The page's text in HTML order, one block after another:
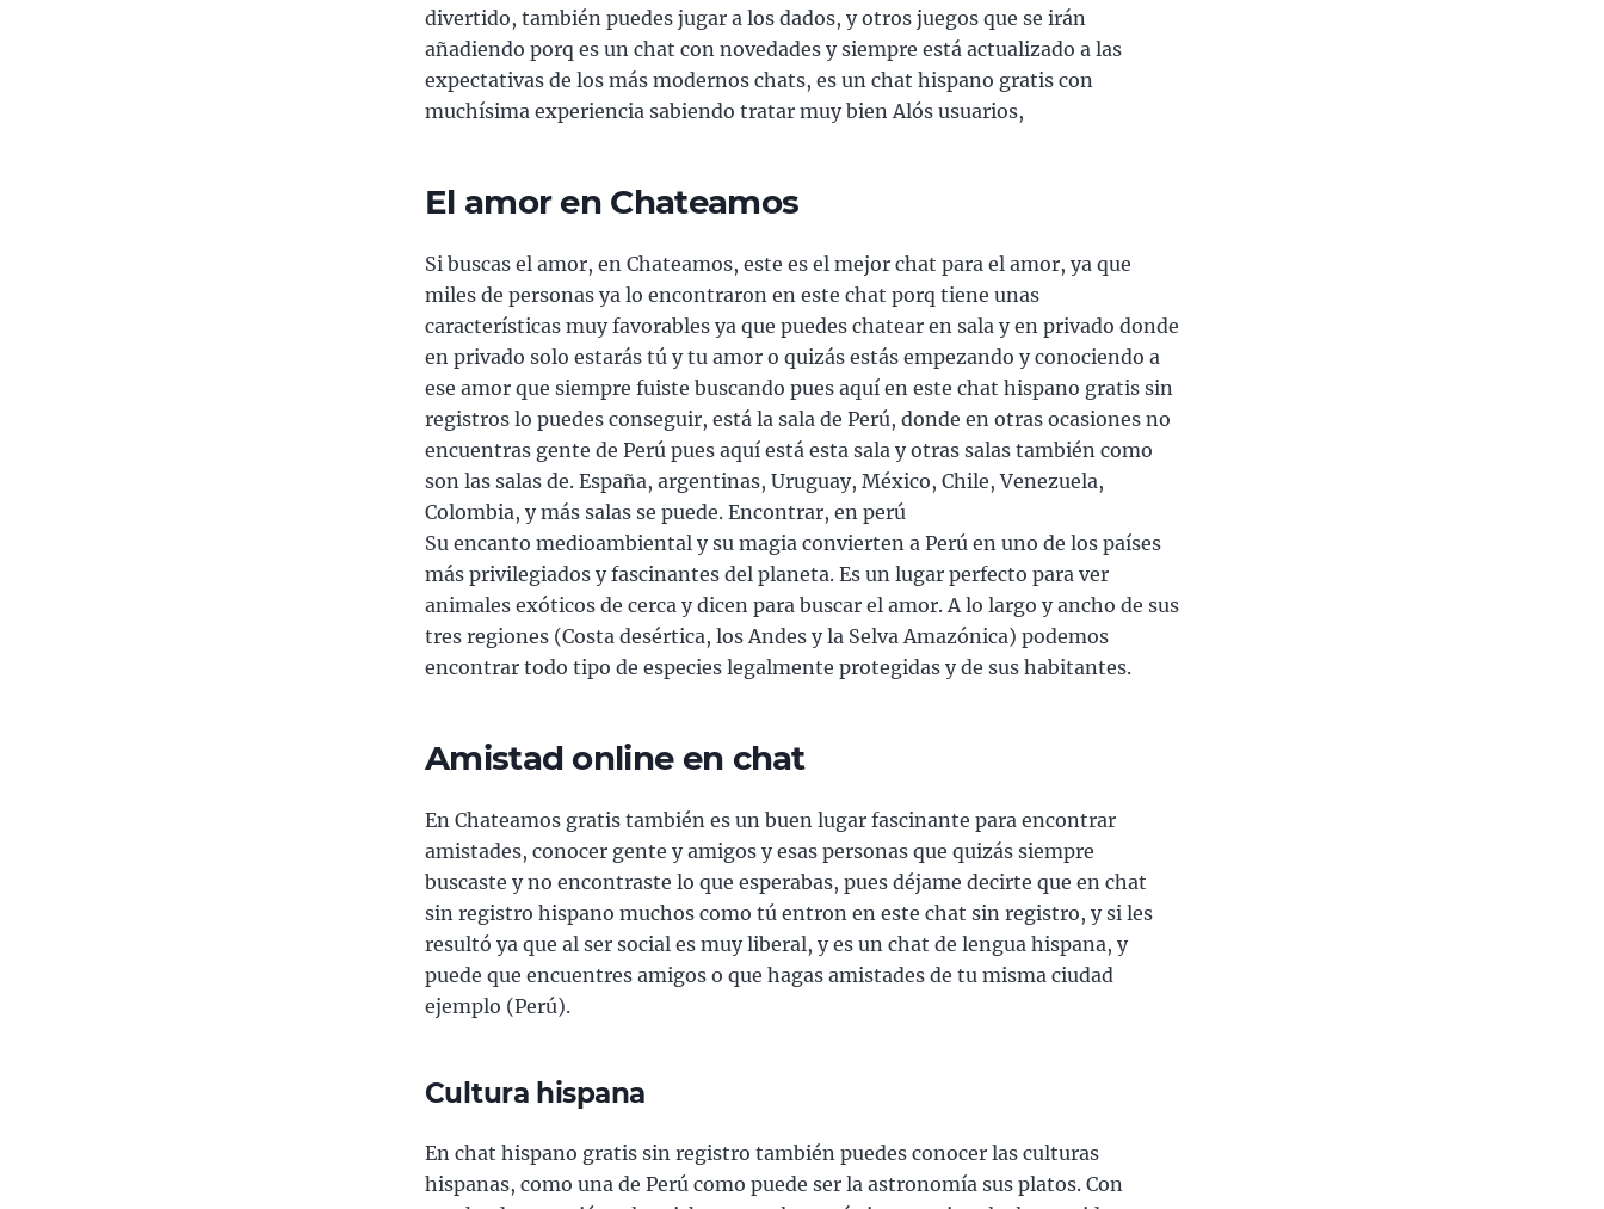
divertido, también puedes jugar a los dados, y otros juegos que se irán
añadiendo porq es un chat con novedades y siempre está actualizado a las
expectativas de los más modernos chats, es un chat hispano gratis con
muchísima experiencia sabiendo tratar muy bien Alós usuarios,
El amor en Chateamos
Si buscas el amor, en Chateamos, este es el mejor chat para el amor, ya que
miles de personas ya lo encontraron en este chat porq tiene unas
características muy favorables ya que puedes chatear en sala y en privado donde
en privado solo estarás tú y tu amor o quizás estás empezando y conociendo a
ese amor que siempre fuiste buscando pues aquí en este chat hispano gratis sin
registros lo puedes conseguir, está la sala de Perú, donde en otras ocasiones no
encuentras gente de Perú pues aquí está esta sala y otras salas también como
son las salas de. España, argentinas, Uruguay, México, Chile, Venezuela,
Colombia, y más salas se puede. Encontrar, en perú
Su encanto medioambiental y su magia convierten a Perú en uno de los países
más privilegiados y fascinantes del planeta. Es un lugar perfecto para ver
animales exóticos de cerca y dicen para buscar el amor. A lo largo y ancho de sus
tres regiones (Costa desértica, los Andes y la Selva Amazónica) podemos
encontrar todo tipo de especies legalmente protegidas y de sus habitantes.
Amistad online en chat
En Chateamos gratis también es un buen lugar fascinante para encontrar
amistades, conocer gente y amigos y esas personas que quizás siempre
buscaste y no encontraste lo que esperabas, pues déjame decirte que en chat
sin registro hispano muchos como tú entron en este chat sin registro, y si les
resultó ya que al ser social es muy liberal, y es un chat de lengua hispana, y
puede que encuentres amigos o que hagas amistades de tu misma ciudad
ejemplo (Perú).
Cultura hispana
En chat hispano gratis sin registro también puedes conocer las culturas
hispanas, como una de Perú como puede ser la astronomía sus platos. Con